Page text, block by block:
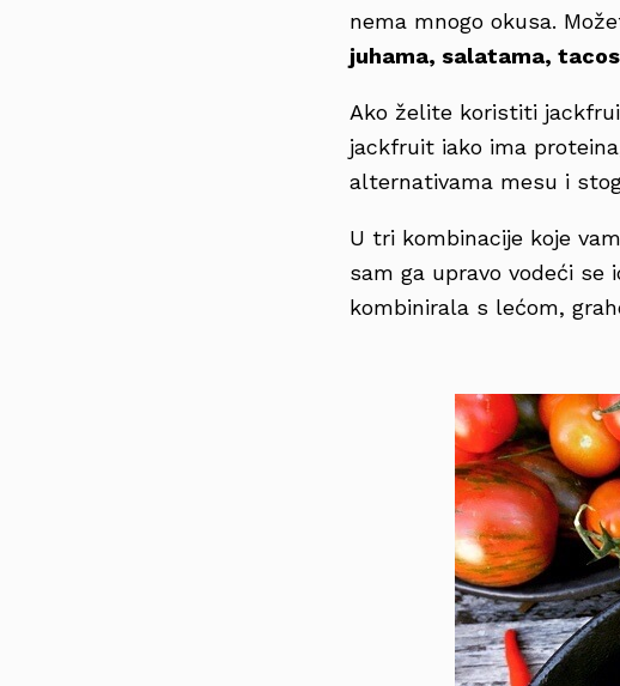
nema mnogo okusa.
juhama, salatama,
Ako želite koristiti
jackfruit iako ima
alternativama mesu i
U tri kombinacije koje
sam ga upravo vodeći se
kombinirala s lećom,